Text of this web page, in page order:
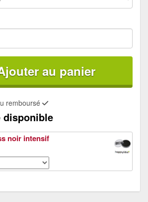
au panier
remboursé
disponible
noir intensif